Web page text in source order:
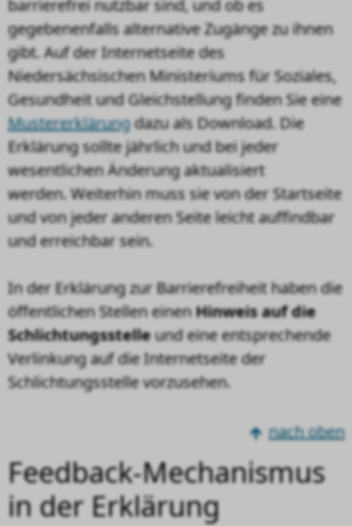
barrierefrei nutzbar sind, und ob es
gegebenenfalls alternative Zugänge zu ihnen
gibt. Auf der Internetseite des
Niedersächsischen Ministeriums für Soziales,
Gesundheit und Gleichstellung finden Sie eine
Mustererklärungdazu als Download. Die
Erklärung sollte jährlich und bei jeder
wesentlichen Änderung aktualisiert
werden. Weiterhin muss sie von der Startseite
und von jeder anderen Seite leicht auffindbar
und erreichbar sein.
In der Erklärung zur Barrierefreiheit haben die
öffentlichen Stellen einenHinweis auf die
Schlichtungsstelleund eine entsprechende
Verlinkung auf die Internetseite der
Schlichtungsstelle vorzusehen.
nach oben
Feedback-Mechanismus
in der Erklärung